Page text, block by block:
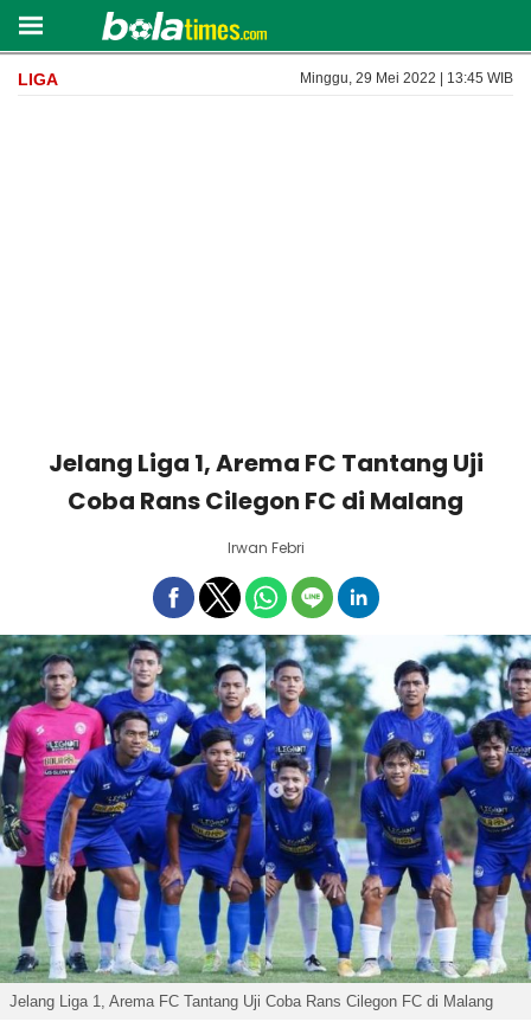
LIGA Minggu, 29 Mei 2022 | 13:45 WIB
Jelang Liga 1, Arema FC Tantang Uji
Coba Rans Cilegon FC di Malang
Irwan Febri
Jelang Liga 1, Arema FC Tantang Uji Coba Rans Cilegon FC di Malang